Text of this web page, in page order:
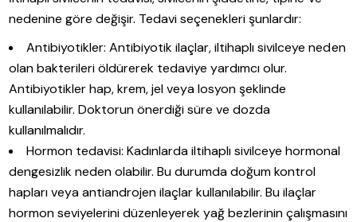
nedenine göre değişir. Tedavi seçenekleri şunlardır:
Antibiyotikler: Antibiyotik ilaçlar, iltihaplı sivilceye neden
olan bakterileri öldürerek tedaviye yardımcı olur.
Antibiyotikler hap, krem, jel veya losyon şeklinde
kullanılabilir. Doktorun önerdiği süre ve dozda
kullanılmalıdır.
Hormon tedavisi: Kadınlarda iltihaplı sivilceye hormonal
dengesizlik neden olabilir. Bu durumda doğum kontrol
hapları veya antiandrojen ilaçlar kullanılabilir. Bu ilaçlar
hormon seviyelerini düzenleyerek yağ bezlerinin çalışmasını